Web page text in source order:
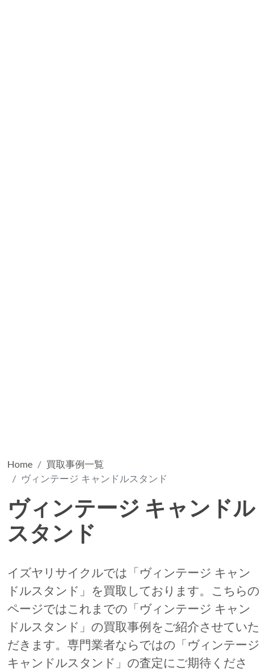
Home
買取事例一覧
ヴィンテージ キャンドルスタンド
ヴィンテージ キャンドル
スタンド
イズヤリサイクルでは「ヴィンテージ キャン
ドルスタンド」を買取しております。こちらの
ページではこれまでの「ヴィンテージ キャン
ドルスタンド」の買取事例をご紹介させていた
だきます。専門業者ならではの「ヴィンテージ
キャンドルスタンド」の査定にご期待くださ